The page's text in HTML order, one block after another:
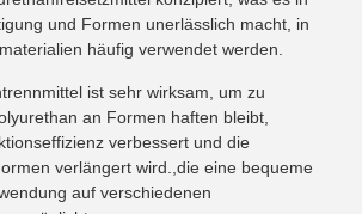
und Formen unerlässlich macht, in
häufig verwendet werden.
ist sehr wirksam, um zu
an Formen haften bleibt,
verbessert und die
verlängert wird.,die eine bequeme
auf verschiedenen